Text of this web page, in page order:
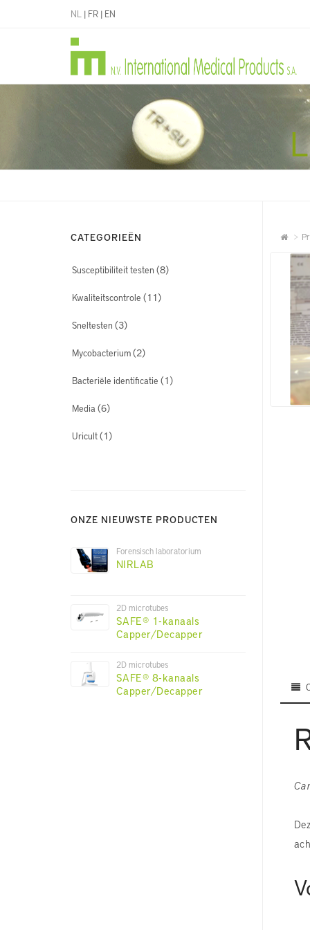
NL | FR | EN
CATEGORIEËN
Susceptibiliteit testen (8)
Kwaliteitscontrole (11)
Sneltesten (3)
Mycobacterium(2)
Bacteriële identificatie (1)
Media(6)
Uricult(1)
ONZE NIEUWSTE PRODUCTEN
Forensisch laboratorium
NIRLAB
2D microtubes
SAFE® 1-kanaals
Capper/Decapper
2D microtubes
SAFE® 8-kanaals
Capper/Decapper